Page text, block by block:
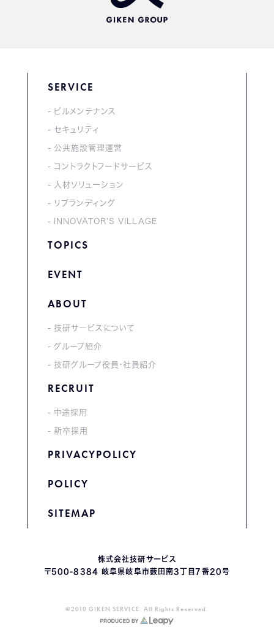
SERVICE
ビルメンテナンス
セキュリティ
公共施設管理運営
コントラクトフードサービス
人材ソリューション
リブランディング
INNOVATOR’S VILLAGE
TOPICS
EVENT
ABOUT
技研サービスについて
グループ紹介
技研グループ役員・社員紹介
RECRUIT
中途採用
新卒採用
PRIVACYPOLICY
POLICY
SITEMAP
株式会社技研サービス
〒500-8384 岐阜県岐阜市薮田南3丁目7番20号
©2010 GIKEN SERVICE. All Rights Reserved.